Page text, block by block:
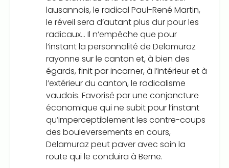
lausannois, le radical Paul-René Martin,
le réveil sera d’autant plus dur pour les
radicaux… Il n’empêche que pour
l’instant la personnalité de Delamuraz
rayonne sur le canton et, à bien des
égards, finit par incarner, à l’intérieur et à
l’extérieur du canton, le radicalisme
vaudois. Favorisé par une conjoncture
économique qui ne subit pour l’instant
qu’imperceptiblement les contre-coups
des bouleversements en cours,
Delamuraz peut paver avec soin la
route qui le conduira à Berne.